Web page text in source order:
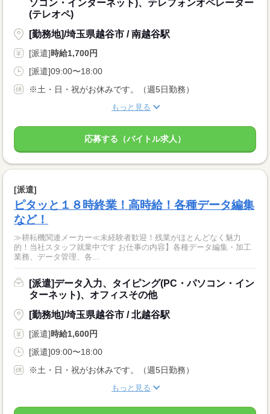
ソコン・インターネット)、テレフォンオペレーター
(テレオペ)
[勤務地]/埼玉県越谷市 / 南越谷駅
[派遣]時給1,700円
[派遣]09:00〜18:00
※土・日・祝がお休みです。（週5日勤務）
もっと見る
応募する（バイトル求人）
[派遣]
ピタッと１８時終業！高時給！各種データ編集
など！
≫耕耘機関連メーカー≪未経験者歓迎！残業がほとんどなく魅力
的！当社スタッフ就業中です お仕事の内容】各種データ編集・加工
業務、データ管理、各...
[派遣]データ入力、タイピング(PC・パソコン・イン
ターネット)、オフィスその他
[勤務地]/埼玉県越谷市 / 北越谷駅
[派遣]時給1,600円
[派遣]09:00〜18:00
※土・日・祝がお休みです。（週5日勤務）
もっと見る